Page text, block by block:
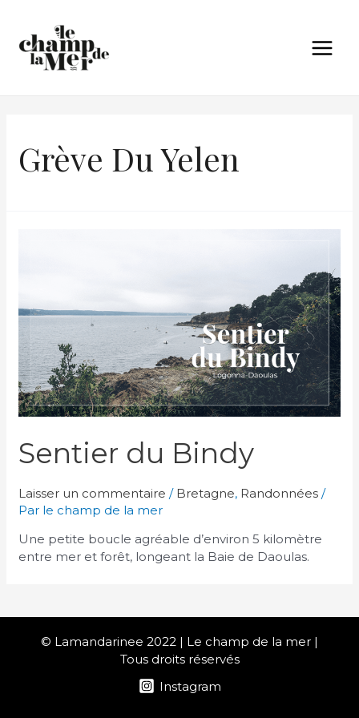
Grève Du Yelen
Sentier du Bindy
Laisser un commentaire / Bretagne, Randonnées /
Par le champ de la mer
Une petite boucle agréable d’environ 5 kilomètre
entre mer et forêt, longeant la Baie de Daoulas.
© Lamandarinee 2022 | Le champ de la mer |
Tous droits réservés
Instagram